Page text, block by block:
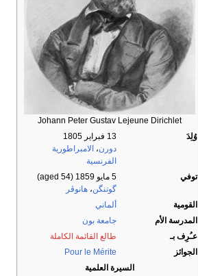
Johann Peter Gustav Lejeune Dirichlet
وُلِدَ
13 فبراير 1805
دورن، الامبراطورية
الفرنسية
توفي
5 مايو 1859
(aged 54)
گوتنگن، هانوڤر
القومية
ألماني
المدرسة الأم
جامعة بون
عـُرِف بـ
طالع القائمة الكاملة
الجوائز
Pour le Mérite
السيرة العلمية